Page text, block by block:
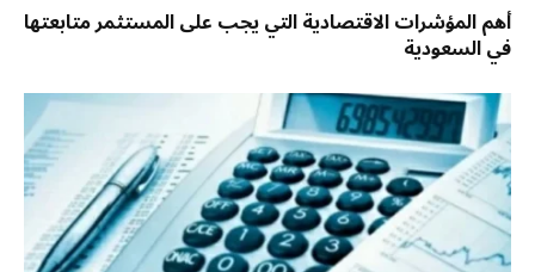
أهم المؤشرات الاقتصادية التي يجب على المستثمر متابعتها
في السعودية